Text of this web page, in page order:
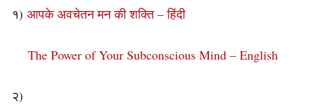
१) आपके अवचेतन मन की शक्ति – हिंदी
The Power of Your Subconscious Mind – English
२)